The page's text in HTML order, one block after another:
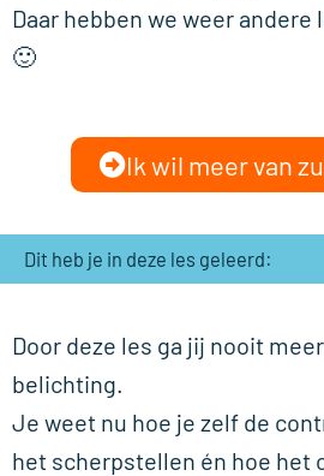
Daar hebben we weer
🙂
Ik wil meer van
Dit heb je in deze les geleerd:
Door deze les ga jij nooit
belichting.
Je weet nu hoe je zelf de
het scherpstellen én hoe het